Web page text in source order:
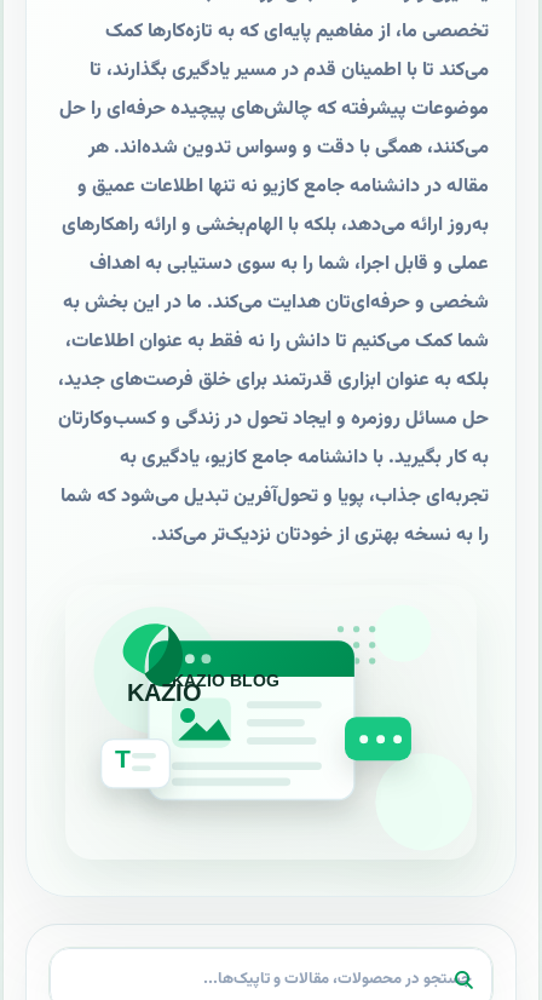
تخصصی ما، از مفاهیم پایه‌ای که به تازه‌کارها کمک
می‌کند تا با اطمینان قدم در مسیر یادگیری بگذارند، تا
موضوعات پیشرفته که چالش‌های پیچیده حرفه‌ای را حل
می‌کنند، همگی با دقت و وسواس تدوین شده‌اند. هر
مقاله در دانشنامه جامع کازیو نه تنها اطلاعات عمیق و
به‌روز ارائه می‌دهد، بلکه با الهام‌بخشی و ارائه راهکارهای
عملی و قابل اجرا، شما را به سوی دستیابی به اهداف
شخصی و حرفه‌ای‌تان هدایت می‌کند. ما در این بخش به
شما کمک می‌کنیم تا دانش را نه فقط به عنوان اطلاعات،
بلکه به عنوان ابزاری قدرتمند برای خلق فرصت‌های جدید،
حل مسائل روزمره و ایجاد تحول در زندگی و کسب‌وکارتان
به کار بگیرید. با دانشنامه جامع کازیو، یادگیری به
تجربه‌ای جذاب، پویا و تحول‌آفرین تبدیل می‌شود که شما
را به نسخه بهتری از خودتان نزدیک‌تر می‌کند.